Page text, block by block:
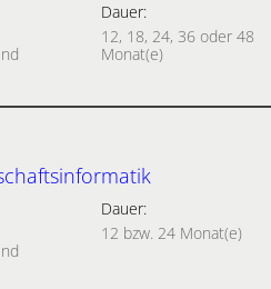
Dauer:
12, 18, 24, 36 oder 48
Monat(e)
Dauer:
12 bzw. 24 Monat(e)